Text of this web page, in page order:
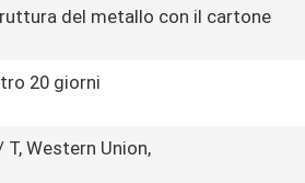
del metallo con il cartone
20 giorni
T, Western Union,